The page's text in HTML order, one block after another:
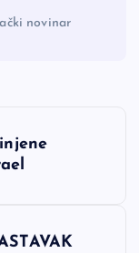
novinar